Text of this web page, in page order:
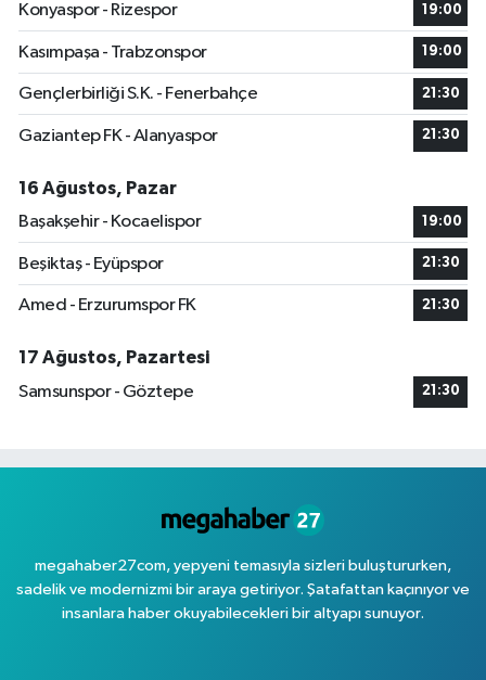
Konyaspor - Rizespor
19:00
Kasımpaşa - Trabzonspor 19:00
Gençlerbirliği S.K. - Fenerbahçe 21:30
Gaziantep FK - Alanyaspor 21:30
16 Ağustos, Pazar
Başakşehir - Kocaelispor
19:00
Beşiktaş - Eyüpspor 21:30
Amed - Erzurumspor FK 21:30
17 Ağustos, Pazartesi
Samsunspor - Göztepe
21:30
megahaber27com, yepyeni temasıyla sizleri buluştururken,
sadelik ve modernizmi bir araya getiriyor. Şatafattan kaçınıyor ve
insanlara haber okuyabilecekleri bir altyapı sunuyor.